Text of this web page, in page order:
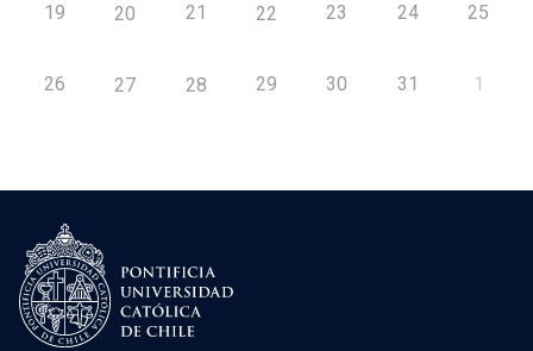
19 20 21 22 23 24 25
26 27 28 29 30 31 1